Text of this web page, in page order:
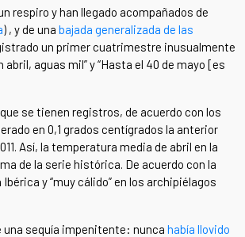
respiro y han llegado acompañados de
) , y de una bajada generalizada de las
un primer cuatrimestre inusualmente
aguas mil” y “Hasta el 40 de mayo [es
se tienen registros, de acuerdo con los
en 0,1 grados centígrados la anterior
Así, la temperatura media de abril en la
de la serie histórica. De acuerdo con la
y “muy cálido” en los archipiélagos
una sequía impenitente: nunca había llovido